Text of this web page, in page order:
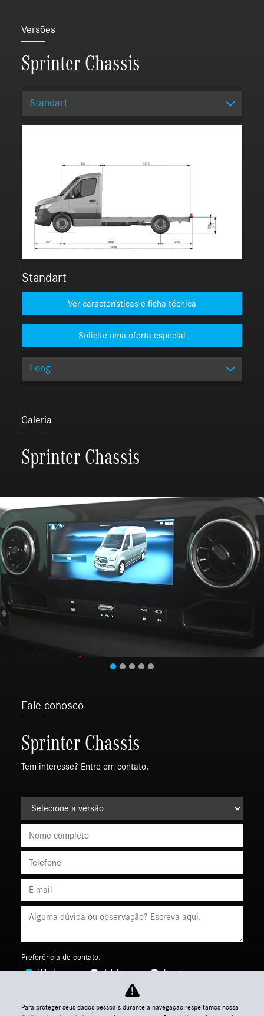
Versões
Sprinter Chassis
Standart
Standart
Ver características e ficha técnica
Long
Galeria
Sprinter Chassis
Fale conosco
Sprinter Chassis
Tem interesse? Entre em contato.
Preferência de contato:
Whatsapp
Telefone Email
Política de Termos de Uso e de Privacidade.
Para proteger seus dados pessoais durante a navegação respeitamos nossa